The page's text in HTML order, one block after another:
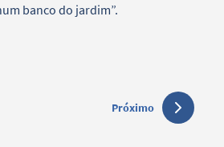
banco do jardim”.
Próximo